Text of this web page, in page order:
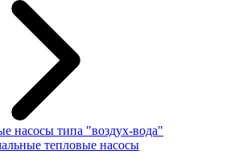
насосы типа "воздух-вода"
тепловые насосы